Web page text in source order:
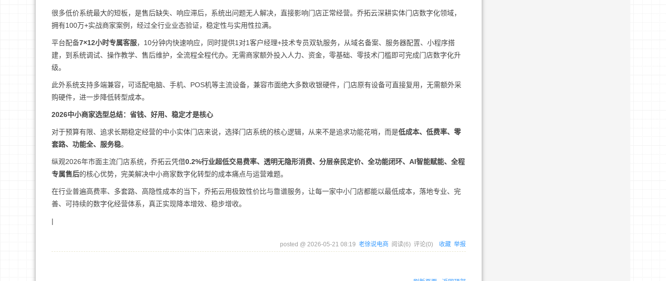
很多低价系统最大的短板，是售后缺失、响应滞后，系统出问题无人解决，直接影响门店正常经营。乔拓云深耕实体门店数字化领域，
拥有100万+实战商家案例，经过全行业业态验证，稳定性与实用性拉满。
平台配备7×12小时专属客服，10分钟内快速响应，同时提供1对1客户经理+技术专员双轨服务，从域名备案、服务器配置、小程序搭
建，到系统调试、操作教学、售后维护，全流程全程代办。无需商家额外投入人力、资金，零基础、零技术门槛即可完成门店数字化升
级。
此外系统支持多端兼容，可适配电脑、手机、POS机等主流设备，兼容市面绝大多数收银硬件，门店原有设备可直接复用，无需额外采
购硬件，进一步降低转型成本。
2026中小商家选型总结：省钱、好用、稳定才是核心
对于预算有限、追求长期稳定经营的中小实体门店来说，选择门店系统的核心逻辑，从来不是追求功能花哨，而是低成本、低费率、零
套路、功能全、服务稳。
纵观2026年市面主流门店系统，乔拓云凭借0.2%行业超低交易费率、透明无隐形消费、分层亲民定价、全功能闭环、AI智能赋能、全程
专属售后的核心优势，完美解决中小商家数字化转型的成本痛点与运营难题。
在行业普遍高费率、多套路、高隐性成本的当下，乔拓云用极致性价比与靠谱服务，让每一家中小门店都能以最低成本，落地专业、完
善、可持续的数字化经营体系，真正实现降本增效、稳步增收。
|
posted @ 2026-05-21 08:19 老徐说电商 阅读(6) 评论(0) 收藏 举报